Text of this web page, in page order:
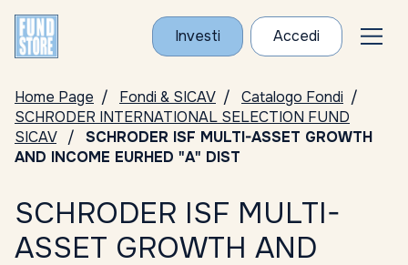
Investi Accedi
Home Page Fondi & SICAV
Catalogo Fondi
SCHRODER INTERNATIONAL SELECTION FUND
SICAV
SCHRODER ISF MULTI-ASSET GROWTH
AND INCOME EURHED "A" DIST
SCHRODER ISF MULTI-
ASSET GROWTH AND